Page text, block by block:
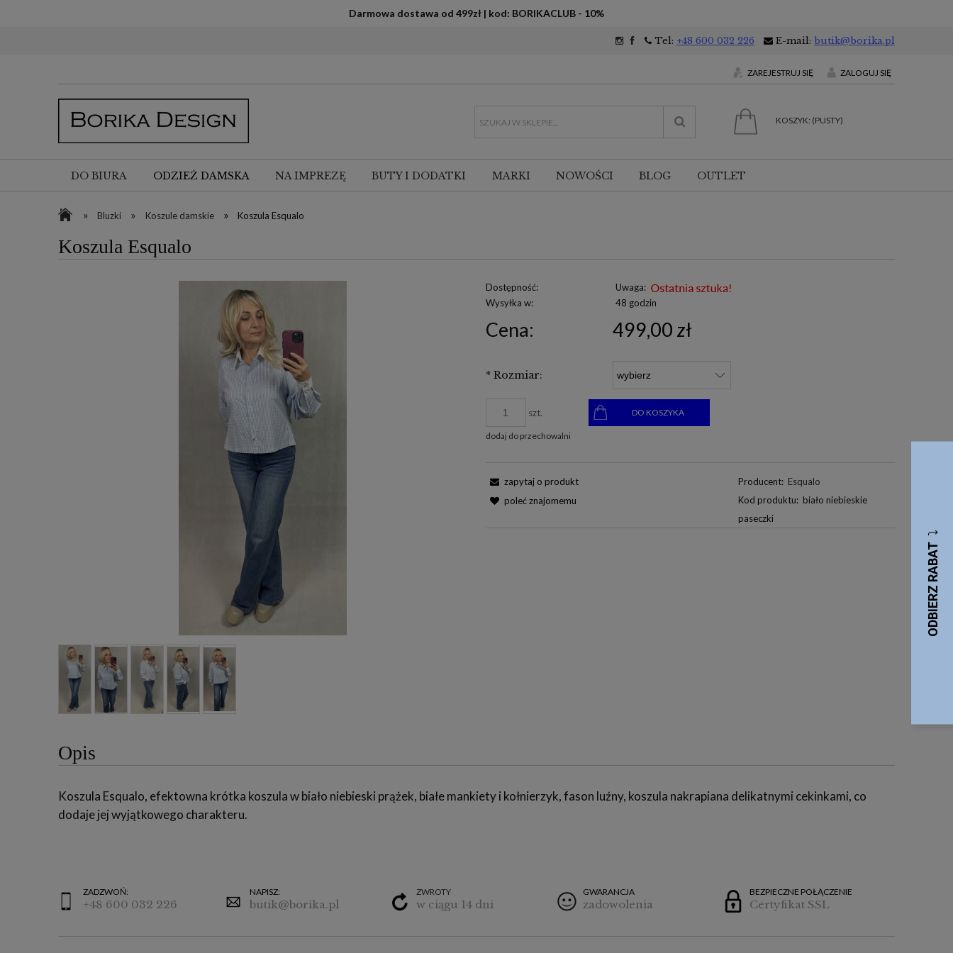
Darmowa dostawa od 499zł | kod: BORIKACLUB - 10%
Tel: +48 600 032 226 E-mail: butik@borika.pl
ZAREJESTRUJ SIĘ ZALOGUJ SIĘ
KOSZYK: (PUSTY)
DO BIURA ODZIEŻ DAMSKA NA IMPREZĘ BUTY I DODATKI MARKI NOWOŚCI BLOG OUTLET
» Bluzki » Koszule damskie » Koszula Esqualo
Koszula Esqualo
Dostępność:
Uwaga:
Wysyłka w:
48 godzin
Cena: 499,00 zł
* Rozmiar:
szt. DO KOSZYKA
dodaj do przechowalni
Producent: Esqualo
Kod produktu: biało niebieskie
paseczki
zapytaj o produkt
poleć znajomemu
Opis
Koszula Esqualo, efektowna krótka koszula w biało niebieski prążek, białe mankiety i kołnierzyk, fason luźny, koszula nakrapiana delikatnymi cekinkami, co
dodaje jej wyjątkowego charakteru.
ZADZWOŃ:
+48 600 032 226
NAPISZ:
butik@borika.pl
ZWROTY
w ciągu 14 dni
GWARANCJA
zadowolenia
BEZPIECZNE POŁĄCZENIE
Certyfikat SSL